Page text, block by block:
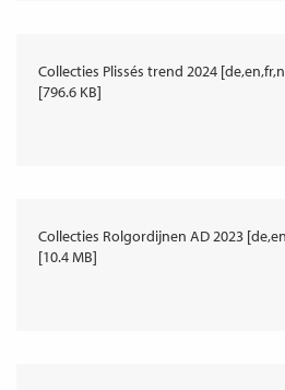
Collecties Plissés trend 2024
[796.6 KB]
Collecties Rolgordijnen AD 2023
[10.4 MB]